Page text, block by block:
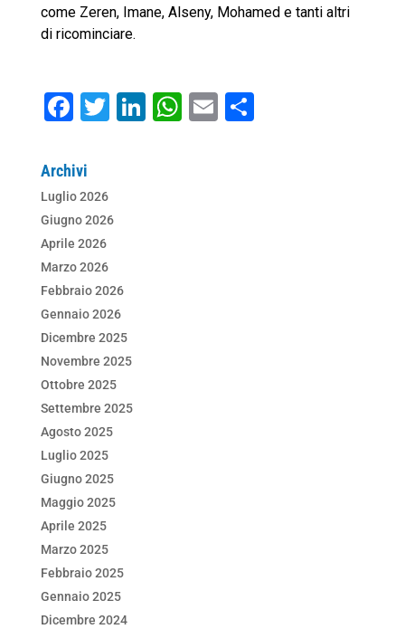
come Zeren, Imane, Alseny, Mohamed e tanti altri
di ricominciare.
F
c
e
b
o
o
k
T Li W E C
Archivi
Luglio 2026
Giugno 2026
Aprile 2026
Marzo 2026
Febbraio 2026
Gennaio 2026
Dicembre 2025
Novembre 2025
Ottobre 2025
Settembre 2025
Agosto 2025
Luglio 2025
Giugno 2025
Maggio 2025
Aprile 2025
Marzo 2025
Febbraio 2025
Gennaio 2025
Dicembre 2024